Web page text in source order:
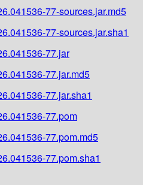
77-sources.jar.md5
77-sources.jar.sha1
77.jar
77.jar.md5
77.jar.sha1
77.pom
77.pom.md5
77.pom.sha1